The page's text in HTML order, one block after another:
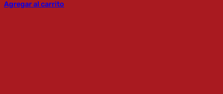
Agregar al carrito